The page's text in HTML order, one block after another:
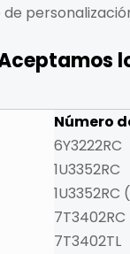
de
Número
6Y3222RC
1U3352RC
1U3352RC
7T3402RC
7T3402TL